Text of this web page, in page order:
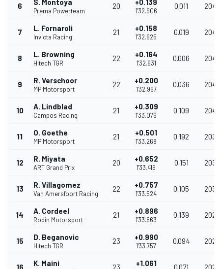
6 S. Montoya
Prema Powerteam
20 +0.139
1'32.906
0.011
7 L. Fornaroli
Invicta Racing
21 +0.158
1'32.925
0.019
8 L. Browning
Hitech TGR
22 +0.164
1'32.931
0.006
9 R. Verschoor
MP Motorsport
22 +0.200
1'32.967
0.036
10 A. Lindblad
Campos Racing
21 +0.309
1'33.076
0.109
11 O. Goethe
MP Motorsport
21 +0.501
1'33.268
0.192
12 R. Miyata
ART Grand Prix
20 +0.652
1'33.419
0.151
13 R. Villagomez
Van Amersfoort Racing
22 +0.757
1'33.524
0.105
14 A. Cordeel
Rodin Motorsport
21 +0.896
1'33.663
0.139
15 D. Beganovic
Hitech TGR
23 +0.990
1'33.757
0.094
16 K. Maini 23 +1.061 0.071